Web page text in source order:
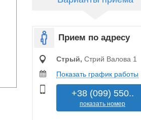
Прием по адресу
Стрый, Стрий Валова 1
Показать график работы
+38 (099) 550..
показать номер